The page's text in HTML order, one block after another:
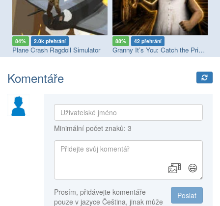
84% 2.0k přehrání
Plane Crash Ragdoll Simulator
88% 42 přehrání
Granny It’s You: Catch the Prisoner
Komentáře
Minimální počet znaků: 3
😄
Poslat
Prosím, přidávejte komentáře
pouze v jazyce Čeština, jinak může